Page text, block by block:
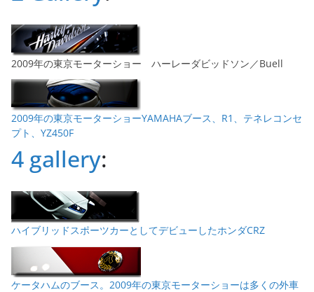
2009年の東京モーターショー ハーレーダビッドソン／Buell
2009年の東京モーターショーYAMAHAブース、R1、テネレコンセ
プト、YZ450F
4 gallery:
ハイブリッドスポーツカーとしてデビューしたホンダCRZ
ケータハムのブース。2009年の東京モーターショーは多くの外車